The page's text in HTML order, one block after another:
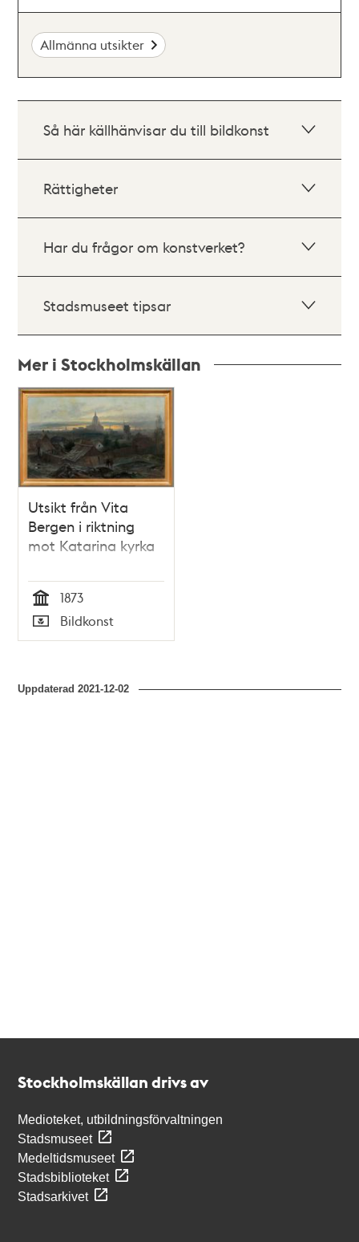
Allmänna utsikter
Så här källhänvisar du till bildkonst
Rättigheter
Har du frågor om konstverket?
Stadsmuseet tipsar
Mer i Stockholmskällan
Relaterade
poster
och
teman
Utsikt från Vita
Bergen i riktning
mot Katarina kyrka
Tid
1873
Typ
Bildkonst
Uppdaterad2021-12-02
Stockholmskällan drivs av
Medioteket, utbildningsförvaltningen
Stadsmuseet
Medeltidsmuseet
Stadsbiblioteket
Stadsarkivet